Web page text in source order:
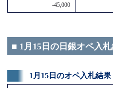
-45,000
■ 1月15日の日銀オペ入
1月15日のオペ入札結果